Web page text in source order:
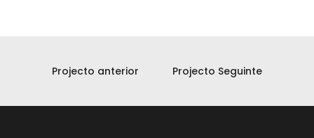
Projecto anterior Projecto Seguinte